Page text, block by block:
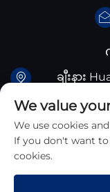
ချီးနား
မူပိုင်ခွင့် © 2026
We value
We use cookies
If you don't want to
cookies.